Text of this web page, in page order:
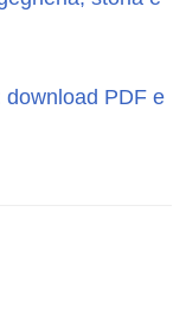
download PDF e